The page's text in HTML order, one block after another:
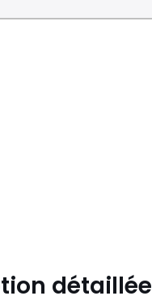
détaillée